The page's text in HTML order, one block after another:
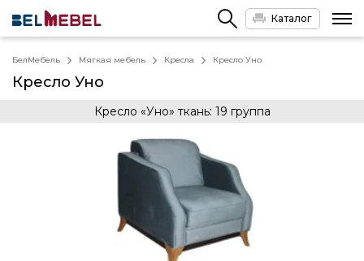
Каталог
БелМебель Мягкая мебель Кресла Кресло Уно
Кресло Уно
Кресло «Уно» ткань: 19 группа